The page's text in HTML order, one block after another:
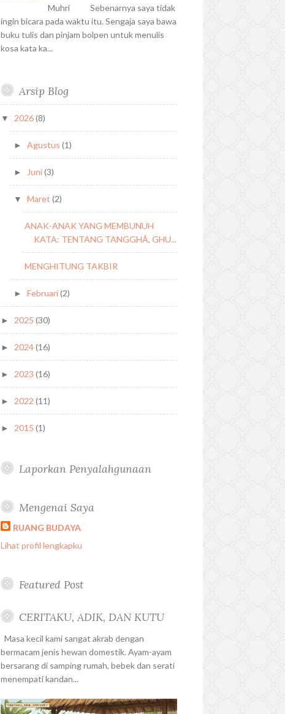
Muhri Sebenarnya saya tidak
ingin bicara pada waktu itu. Sengaja saya bawa
buku tulis dan pinjam bolpen untuk menulis
kosa kata ka...
Arsip Blog
▼ 2026(8)
►Agustus(1)
► Juni(3)
▼Maret(2)
ANAK-ANAK YANG MEMBUNUH
KATA: TENTANG TANGGHÂ, GHU...
MENGHITUNG TAKBIR
►Februari(2)
► 2025(30)
► 2024(16)
► 2023(16)
► 2022(11)
► 2015(1)
Laporkan Penyalahgunaan
Mengenai Saya
RUANG BUDAYA
Lihat profil lengkapku
Featured Post
CERITAKU, ADIK, DAN KUTU
Masa kecil kami sangat akrab dengan
bermacam jenis hewan domestik. Ayam-ayam
bersarang di samping rumah, bebek dan serati
menempati kandan...